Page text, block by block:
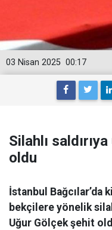
00:17
03 Nisan 2025
Silahlı
oldu
İstanbul
bekçilere yönelik
Uğur Gölçek şehit